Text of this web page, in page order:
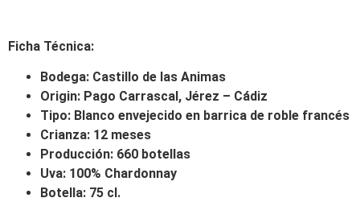
Ficha Técnica:
Bodega: Castillo de las Animas
Origin: Pago Carrascal, Jérez – Cádiz
Tipo: Blanco envejecido en barrica de roble francés
Crianza: 12 meses
Producción: 660 botellas
Uva: 100% Chardonnay
Botella: 75 cl.